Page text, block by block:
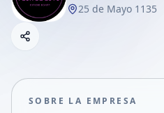
25 de Mayo 1135
Compartir empresa
SOBRE LA EMPRESA